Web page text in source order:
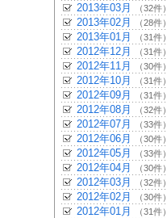
2013年03月 （32件）
2013年02月 （28件）
2013年01月 （31件）
2012年12月 （31件）
2012年11月 （30件）
2012年10月 （31件）
2012年09月 （31件）
2012年08月 （32件）
2012年07月 （33件）
2012年06月 （30件）
2012年05月 （33件）
2012年04月 （30件）
2012年03月 （32件）
2012年02月 （30件）
2012年01月 （31件）